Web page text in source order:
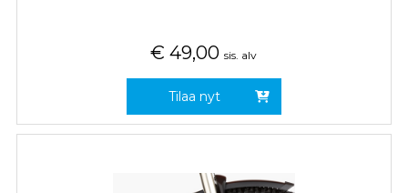
€ 49,00 sis. alv
Tilaa nyt